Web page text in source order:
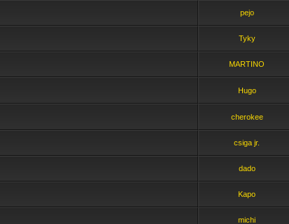
pejo
Tyky
MARTINO
Hugo
cherokee
csiga jr.
dado
Kapo
michi